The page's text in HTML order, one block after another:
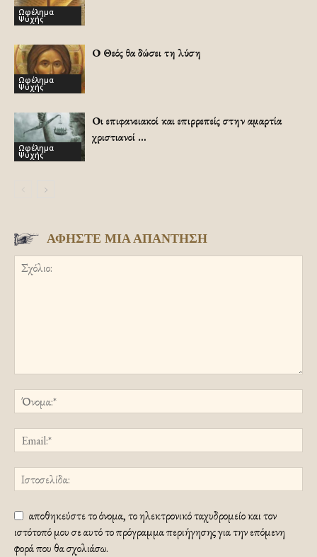
Ωφέλημα
Ψυχής
Ωφέλημα
Ψυχής
Ο Θεός θα δώσει τη λύση
Ωφέλημα
Ψυχής
Οι επιφανειακοί και επιρρεπείς στην αμαρτία
χριστιανοί …
ΑΦΗΣΤΕ ΜΙΑ ΑΠΑΝΤΗΣΗ
αποθηκεύστε το όνομα, το ηλεκτρονικό ταχυδρομείο και τον
ιστότοπό μου σε αυτό το πρόγραμμα περιήγησης για την επόμενη
φορά που θα σχολιάσω.